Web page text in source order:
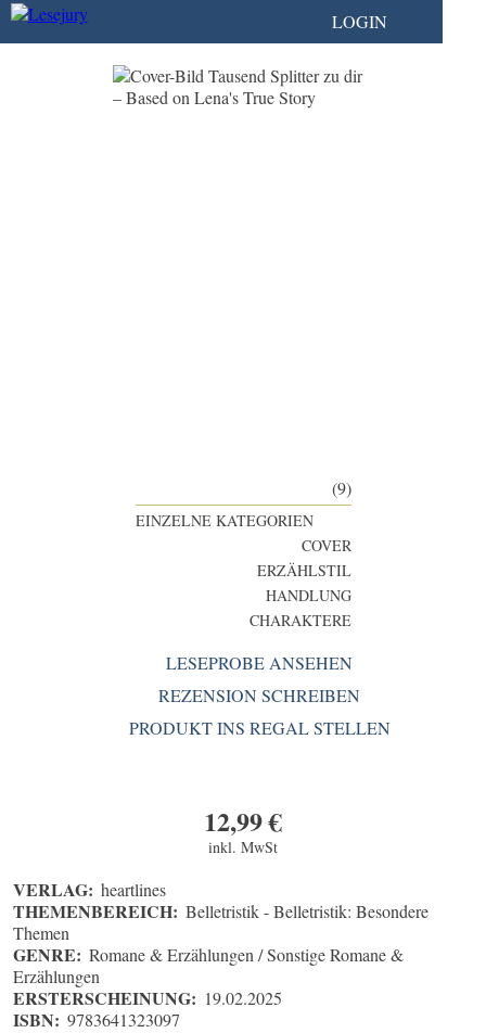
LOGIN
(9)
EINZELNE KATEGORIEN
COVER
ERZÄHLSTIL
HANDLUNG
CHARAKTERE
LESEPROBE ANSEHEN
REZENSION SCHREIBEN
PRODUKT INS REGAL STELLEN
12,99€
inkl. MwSt
VERLAG: heartlines
THEMENBEREICH: Belletristik - Belletristik: Besondere
Themen
GENRE: Romane & Erzählungen / Sonstige Romane &
Erzählungen
ERSTERSCHEINUNG: 19.02.2025
ISBN: 9783641323097